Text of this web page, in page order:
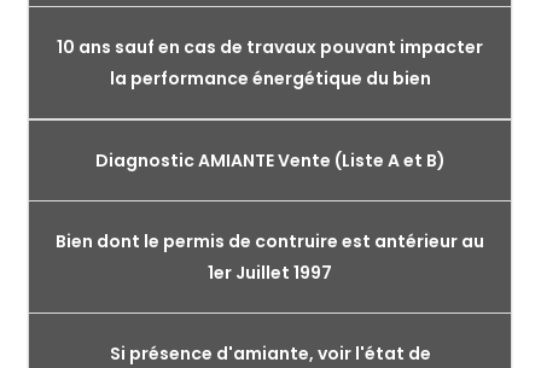
10 ans sauf en cas de travaux pouvant impacter
la performance énergétique du bien
Diagnostic AMIANTE Vente (Liste A et B)
Bien dont le permis de contruire est antérieur au
1er Juillet 1997
Si présence d'amiante, voir l'état de